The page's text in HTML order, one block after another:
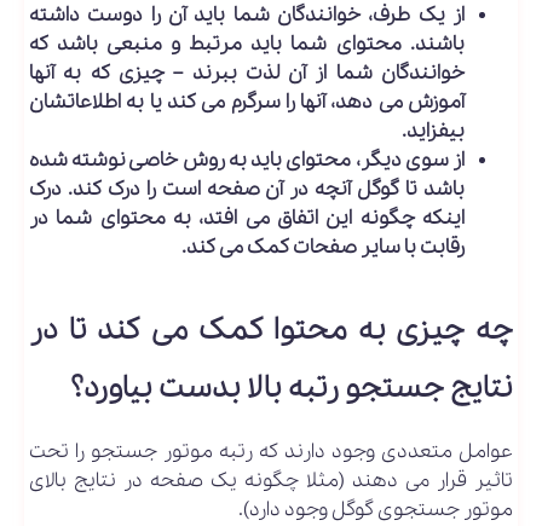
از یک طرف، خوانندگان شما باید آن را دوست داشته
باشند. محتوای شما باید مرتبط و منبعی باشد که
خوانندگان شما از آن لذت ببرند – چیزی که به آنها
آموزش می دهد، آنها را سرگرم می کند یا به اطلاعاتشان
بیفزاید.
از سوی دیگر، محتوای باید به روش خاصی نوشته شده
باشد تا گوگل آنچه در آن صفحه است را درک کند. درک
اینکه چگونه این اتفاق می افتد، به محتوای شما در
رقابت با سایر صفحات کمک می کند.
چه چیزی به محتوا کمک می کند تا در
نتایج جستجو رتبه بالا بدست بیاورد؟
عوامل متعددی وجود دارند که رتبه موتور جستجو را تحت
تاثیر قرار می دهند (مثلا چگونه یک صفحه در نتایج بالای
موتور جستجوی گوگل وجود دارد).